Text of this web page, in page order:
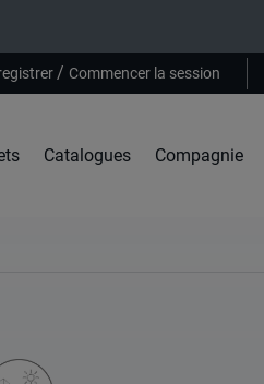
/ Commencer la session
Catalogues Compagnie